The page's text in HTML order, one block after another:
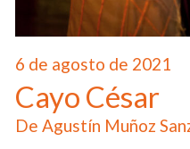
6 de agosto de 2021
Cayo César
De Agustín Muñoz